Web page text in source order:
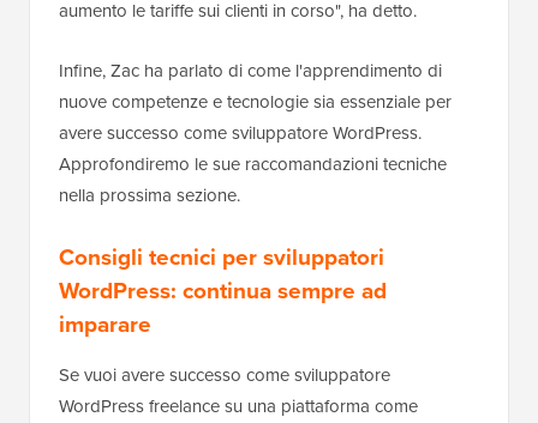
aumento le tariffe sui clienti in corso", ha detto.
Infine, Zac ha parlato di come l'apprendimento di
nuove competenze e tecnologie sia essenziale per
avere successo come sviluppatore WordPress.
Approfondiremo le sue raccomandazioni tecniche
nella prossima sezione.
Consigli tecnici per sviluppatori
WordPress: continua sempre ad
imparare
Se vuoi avere successo come sviluppatore
WordPress freelance su una piattaforma come